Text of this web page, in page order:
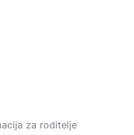
za roditelje